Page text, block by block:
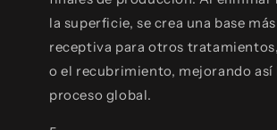
la superficie, se crea una base
receptiva para otros
o el recubrimiento, mejorando así
proceso global.